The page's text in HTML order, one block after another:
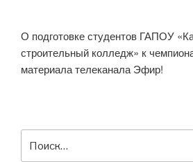
О подготовке студентов ГАПОУ
строительный колледж» к
материала телеканала Эфир!